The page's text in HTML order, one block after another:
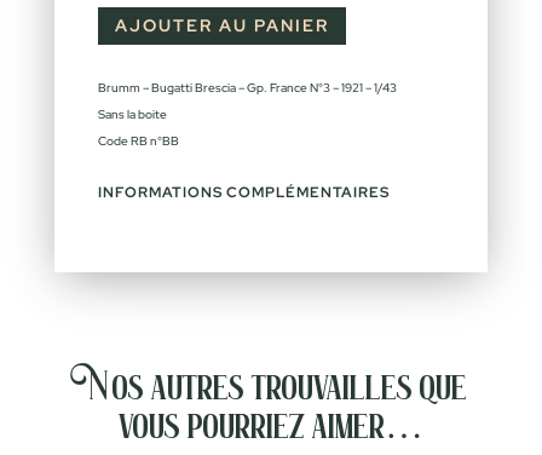
AJOUTER AU PANIER
Brumm – Bugatti Brescia – Gp. France N°3 – 1921 – 1/43
Sans la boite
Code RB n°BB
INFORMATIONS COMPLÉMENTAIRES
Nos autres trouvailles que
vous pourriez aimer…